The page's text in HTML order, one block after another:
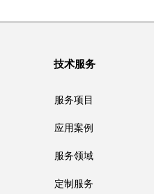
技术服务
服务项目
应用案例
服务领域
定制服务